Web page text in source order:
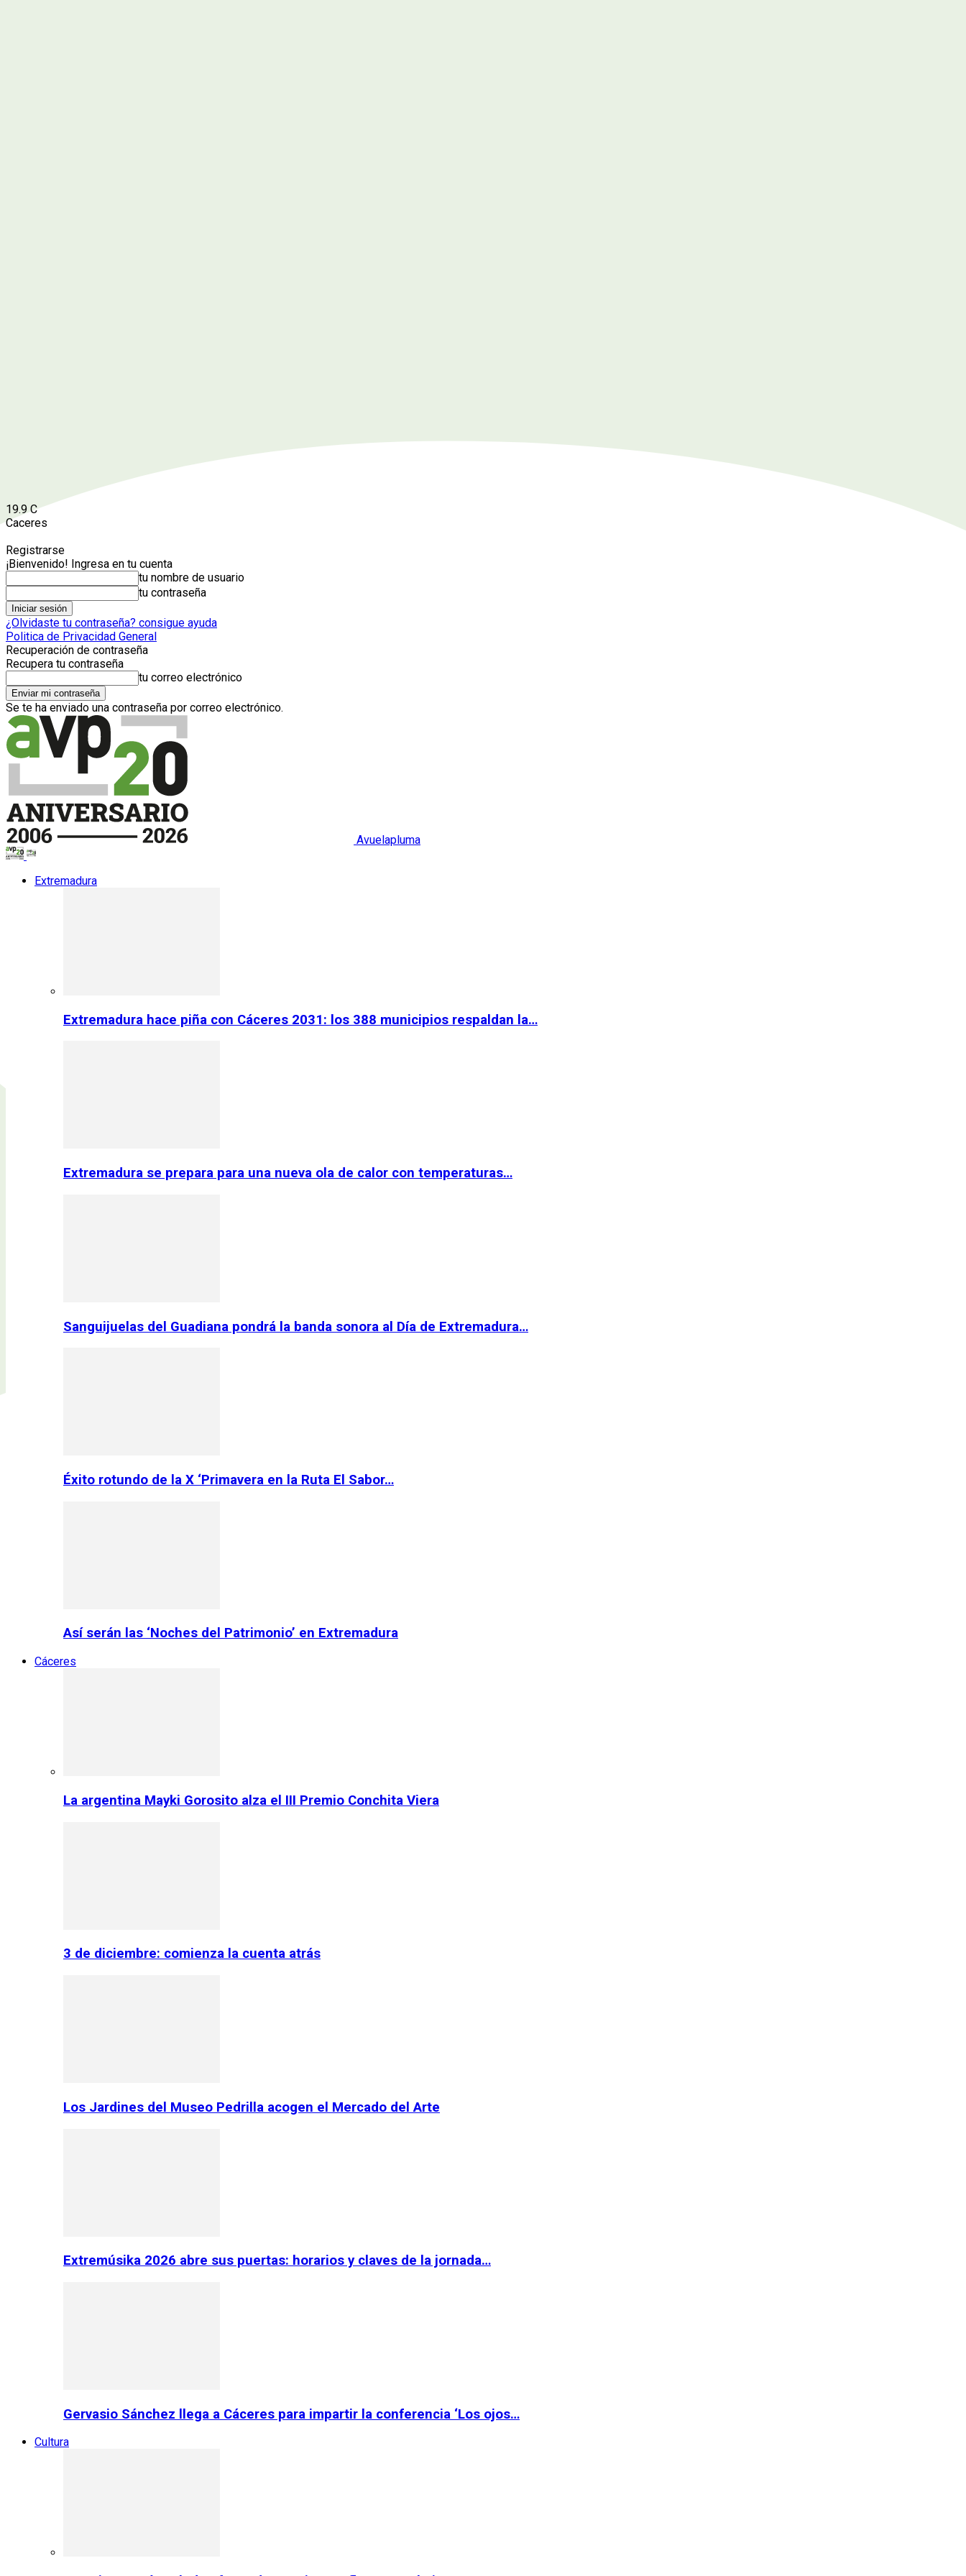
19.9 C
Caceres
Registrarse
¡Bienvenido! Ingresa en tu cuenta
tu nombre de usuario
tu contraseña
¿Olvidaste tu contraseña? consigue ayuda
Politica de Privacidad General
Recuperación de contraseña
Recupera tu contraseña
tu correo electrónico
Se te ha enviado una contraseña por correo electrónico.
Avuelapluma
Extremadura
Extremadura hace piña con Cáceres 2031: los 388 municipios respaldan la…
Extremadura se prepara para una nueva ola de calor con temperaturas…
Sanguijuelas del Guadiana pondrá la banda sonora al Día de Extremadura…
Éxito rotundo de la X ‘Primavera en la Ruta El Sabor…
Así serán las ‘Noches del Patrimonio’ en Extremadura
Cáceres
La argentina Mayki Gorosito alza el III Premio Conchita Viera
3 de diciembre: comienza la cuenta atrás
Los Jardines del Museo Pedrilla acogen el Mercado del Arte
Extremúsika 2026 abre sus puertas: horarios y claves de la jornada…
Gervasio Sánchez llega a Cáceres para impartir la conferencia ‘Los ojos…
Cultura